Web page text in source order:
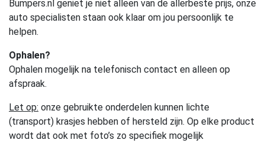
Bumpers.nl geniet je niet alleen van de allerbeste prijs, onze
auto specialisten staan ook klaar om jou persoonlijk te
helpen.
Ophalen?
Ophalen mogelijk na telefonisch contact en alleen op
afspraak.
Let op: onze gebruikte onderdelen kunnen lichte
(transport) krasjes hebben of hersteld zijn. Op elke product
wordt dat ook met foto’s zo specifiek mogelijk